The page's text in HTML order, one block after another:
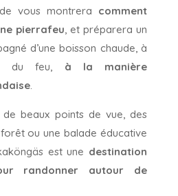
vous montrera comment
pierrafeu, et préparera un
d’une boisson chaude, à
du feu, à la manière
.
beaux points de vue, des
ou une balade éducative
est une destination
randonner autour de